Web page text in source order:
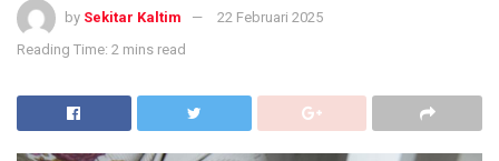
by Sekitar Kaltim
22 Februari 2025
Reading Time: 2 mins read